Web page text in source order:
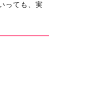
っても、実